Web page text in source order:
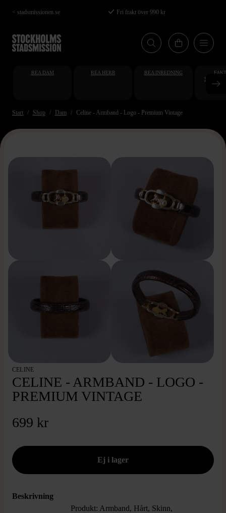
Hoppa
till
huvudinnehåll
< stadsmissionen.se Fri frakt över 990 kr
REA DAM REA HERR REA INREDNING
Start Shop Dam Celine - Armband - Logo - Premium Vintage
CELINE
CELINE - ARMBAND - LOGO -
PREMIUM VINTAGE
699 kr
Beskrivning
Produkt: Armband, Hårt, Skinn,